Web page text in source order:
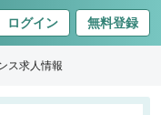
ログイン 無料登録
ス求人情報